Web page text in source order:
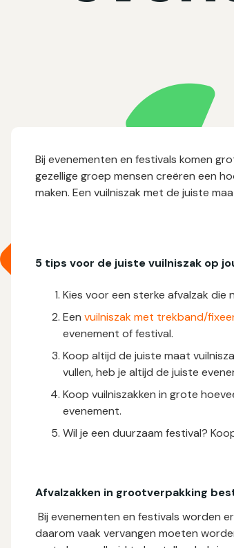
Bij evenementen en festivals komen
gezellige groep mensen creëren een
maken. Een vuilniszak met de juiste
5 tips voor de juiste vuilniszak op
Kies voor een sterke afvalzak die
Een vuilniszak met trekband/
evenement of festival.
Koop altijd de juiste maat
vullen, heb je altijd de juiste
Koop vuilniszakken in grote
evenement.
Wil je een duurzaam festival?
Afvalzakken in grootverpakking
Bij evenementen en festivals worden
daarom vaak vervangen moeten